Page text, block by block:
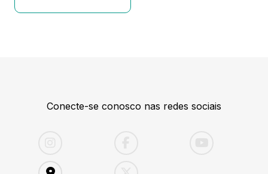
Conecte-se conosco nas redes sociais